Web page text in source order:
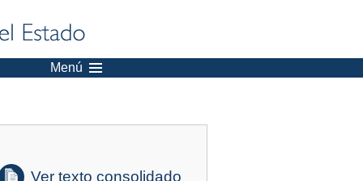
Menú
Ver texto consolidado